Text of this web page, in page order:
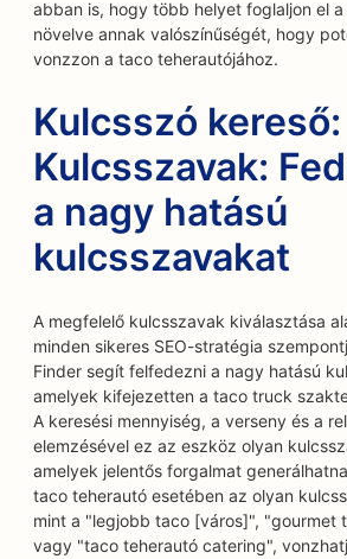
abban is, hogy több helyet foglaljon el a
növelve annak valószínűségét, hogy
vonzzon a taco teherautójához.
Kulcsszó kereső:
Kulcsszavak:
a nagy hatású
kulcsszavakat
A megfelelő kulcsszavak kiválasztása
minden sikeres SEO-stratégia
Finder segít felfedezni a nagy hatású
amelyek kifejezetten a taco truck
A keresési mennyiség, a verseny és a
elemzésével ez az eszköz olyan
amelyek jelentős forgalmat
taco teherautó esetében az olyan
mint a "legjobb taco [város]", "gourmet
vagy "taco teherautó catering",